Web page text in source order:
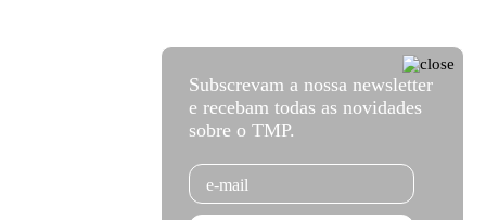
Subscrevam a nossa newsletter
e recebam todas as novidades
sobre o TMP.
Email